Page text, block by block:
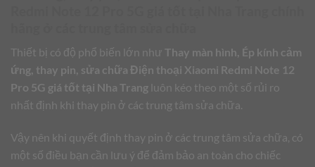
Thiết bị có độ phổ biến lớn như Thay màn hình, Ép kính cảm
ứng, thay pin, sửa chữa Điện thoại Xiaomi Redmi Note 12
Pro 5G giá tốt tại Nha Trang luôn kéo theo một số rủi ro
nhất định khi thay pin ở các trung tâm sửa chữa.
Vậy nên khi quyết định thay pin ở các trung tâm sửa chữa, có
một số điều bạn cần lưu ý để đảm bảo an toàn cho chiếc